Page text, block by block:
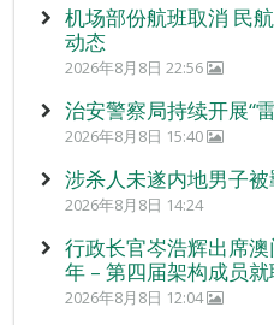
机场部份航班取消 民
动态
2026年8月8日 22:56
治安警察局持续开展“
2026年8月8日 15:40
涉杀人未遂内地男子被
2026年8月8日 14:24
行政长官岑浩辉出席
年 – 第四届架构成员就
2026年8月8日 12:04